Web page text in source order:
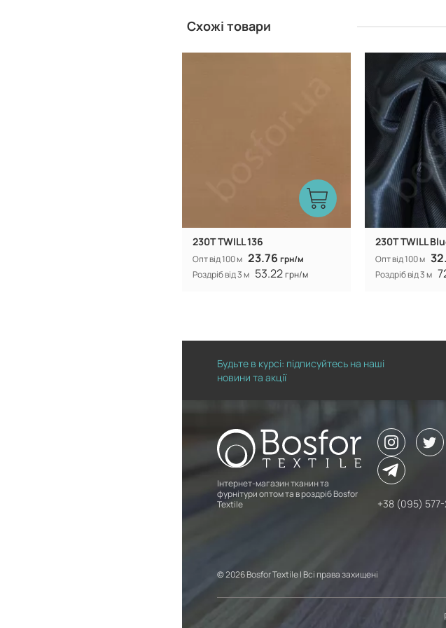
Схожі товари
230T TWILL 136
Опт від 100 м 23.76 грн/м
Роздріб від 3 м 53.22грн/м
Виробник:
230T TWILL
Опт від 100 м
Роздріб від 3 м
Будьте в курсі: підписуйтесь на наші
новини та акції
Інтернет-магазин тканин та
фурнітури оптом та в роздріб Bosfor
Textile
+38 (095)
© 2026 Bosfor Textile | Всі права захищені